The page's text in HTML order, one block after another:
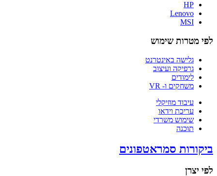
HP
Lenovo
MSI
לפי מטרות שימוש
גלישה באינטרנט
גרפיקה ועיצוב
לימודים
משחקים ו- VR
עיבוד מוזיקלי
עריכת וידאו
שימוש משרדי
תוכנה
ביקורות סמראטפונים
לפי יצרן